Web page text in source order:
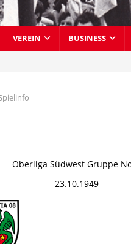
VEREIN BUSINESS
Oberliga Südwest Gruppe
23.10.1949